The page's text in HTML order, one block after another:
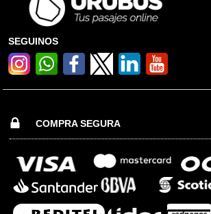
SEGUINOS
COMPRA SEGURA